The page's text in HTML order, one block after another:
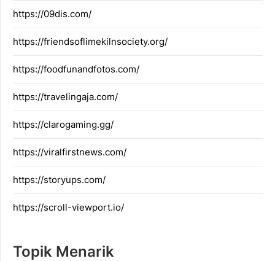
https://09dis.com/
https://friendsoflimekilnsociety.org/
https://foodfunandfotos.com/
https://travelingaja.com/
https://clarogaming.gg/
https://viralfirstnews.com/
https://storyups.com/
https://scroll-viewport.io/
Topik Menarik